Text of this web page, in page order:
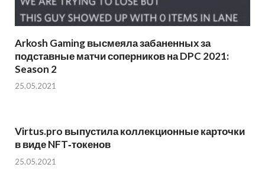
Arkosh Gaming высмеяла забаненных за
подставные матчи соперников на DPC 2021:
Season 2
25.05.2021
Virtus.pro выпустила коллекционные карточки
в виде NFT‑токенов
25.05.2021